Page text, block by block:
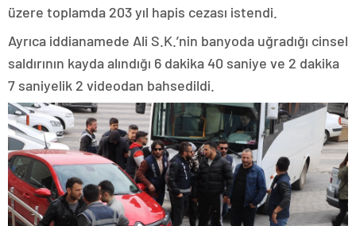
üzere toplamda 203 yıl hapis cezası istendi.
Ayrıca iddianamede Ali S.K.’nin banyoda uğradığı cinsel
saldırının kayda alındığı 6 dakika 40 saniye ve 2 dakika
7 saniyelik 2 videodan bahsedildi.